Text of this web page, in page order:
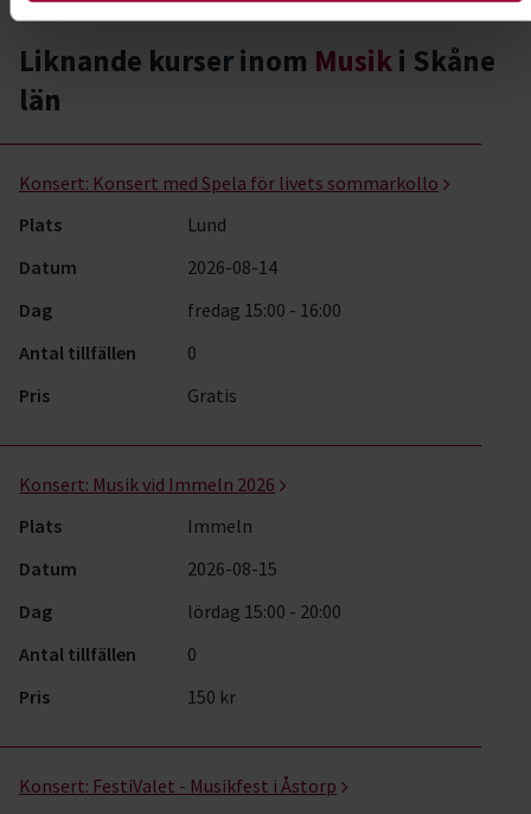
Liknande kurser inom Musiki Skåne
län
Konsert: Konsert med Spela för livets sommarkollo
Plats
Lund
Datum
2026-08-14
Dag
fredag 15:00 - 16:00
Antal tillfällen
0
Pris
Gratis
Konsert: Musik vid Immeln 2026
Plats
Immeln
Datum
2026-08-15
Dag
lördag 15:00 - 20:00
Antal tillfällen
0
Pris
150 kr
Konsert: FestiValet - Musikfest i Åstorp